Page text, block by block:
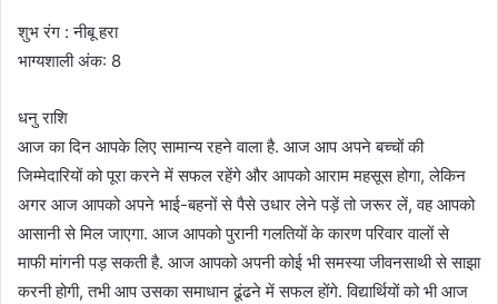
शुभ रंग : नीबू हरा
भाग्यशाली अंक: 8
धनु राशि
आज का दिन आपके लिए सामान्य रहने वाला है. आज आप अपने बच्चों की
जिम्मेदारियों को पूरा करने में सफल रहेंगे और आपको आराम महसूस होगा, लेकिन
अगर आज आपको अपने भाई-बहनों से पैसे उधार लेने पड़ें तो जरूर लें, वह आपको
आसानी से मिल जाएगा. आज आपको पुरानी गलतियों के कारण परिवार वालों से
माफी मांगनी पड़ सकती है. आज आपको अपनी कोई भी समस्या जीवनसाथी से साझा
करनी होगी, तभी आप उसका समाधान ढूंढने में सफल होंगे. विद्यार्थियों को भी आज